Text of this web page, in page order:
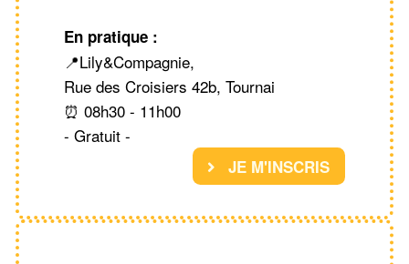
En pratique :
📍Lily&Compagnie,
Rue des Croisiers 42b, Tournai
⏰ 08h30 - 11h00
- Gratuit -
JE M'INSCRIS